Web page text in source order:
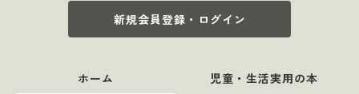
新規会員登録・ログイン
ホーム
児童・生活実用の本